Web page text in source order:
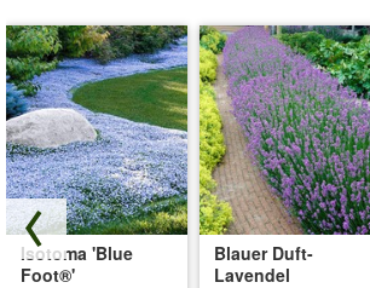
Isotoma 'Blue
Foot®'
Blauer Duft-
Lavendel